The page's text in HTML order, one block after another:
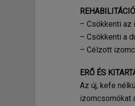
– Csökkenti
– Csökkenti a
– Célzott
ERŐ ÉS
Az új, kefe
izomcsomókat